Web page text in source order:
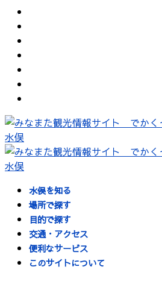
水俣を知る
場所で探す
目的で探す
交通・アクセス
便利なサービス
このサイトについて